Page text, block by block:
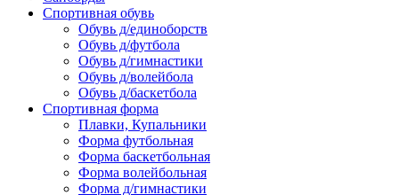
Спортивная обувь
Обувь д/единоборств
Обувь д/футбола
Обувь д/гимнастики
Обувь д/волейбола
Обувь д/баскетбола
Спортивная форма
Плавки, Купальники
Форма футбольная
Форма баскетбольная
Форма волейбольная
Форма д/гимнастики